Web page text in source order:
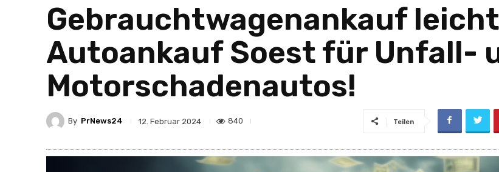
Gebrauchtwagenankauf
Autoankauf Soest für Unfall-
Motorschadenautos!
By PrNews24 12. Februar 2024 840 Teilen